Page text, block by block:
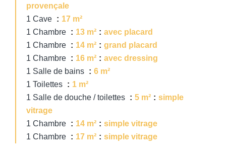
provençale
1 Cave
17 m²
1 Chambre
13 m²
avec placard
1 Chambre
14 m²
grand placard
1 Chambre
16 m²
avec dressing
1 Salle de bains
6 m²
1 Toilettes
1 m²
1 Salle de douche / toilettes
5 m²
simple
vitrage
1 Chambre
14 m²
simple vitrage
1 Chambre
17 m² simple vitrage